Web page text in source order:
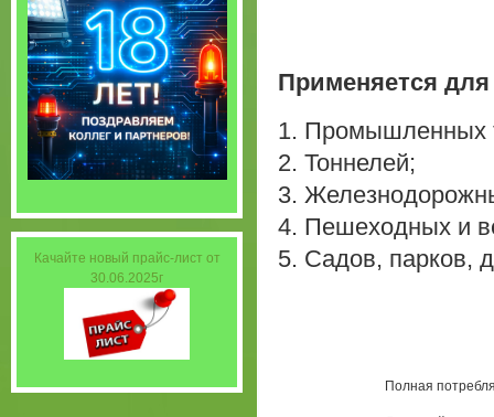
Применяется
1. Промышленных
2. Тоннелей;
3.
4. Пешеходных и
5. Садов, парков,
Полная
Качайте новый прайс-лист от
30.06.2025г